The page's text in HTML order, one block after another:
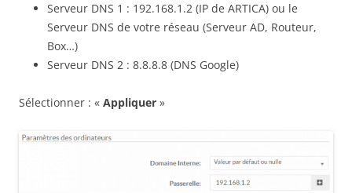
Serveur DNS 1 : 192.168.1.2 (IP de ARTICA) ou le
Serveur DNS de votre réseau (Serveur AD, Routeur,
Box…)
Serveur DNS 2 : 8.8.8.8 (DNS Google)
Sélectionner : « Appliquer »